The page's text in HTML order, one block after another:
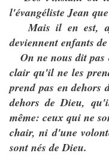
l'évangéliste Jean
Mais il en est,
deviennent enfants
On ne nous dit pas
clair qu'il ne les
prend pas en dehors
dehors de Dieu,
même: ceux qui ne
chair, ni d'une
sont nés de Dieu.